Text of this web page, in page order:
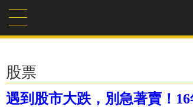
股票
遇到股市大跌，別急著賣！